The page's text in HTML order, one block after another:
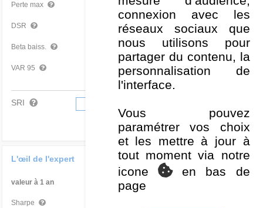
Perte max
DSR -
Beta baiss. 0 -
VAR 95 - -
SRI
L'œil de l'expert
valeur à 1 an Par rapport à la Cat
Sharpe
connexion avec les
réseaux sociaux que
nous utilisons pour
partager du contenu, la
personnalisation de
l'interface.
Vous pouvez
paramétrer vos choix
et les mettre à jour à
tout moment via notre
icone
en bas de
page